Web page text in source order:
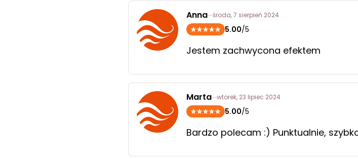
Anna środa, 7 sierpień 2024
5.00/5
Jestem zachwycona efektem
Marta wtorek, 23 lipiec 2024
5.00/5
Bardzo polecam :) Punktualnie,